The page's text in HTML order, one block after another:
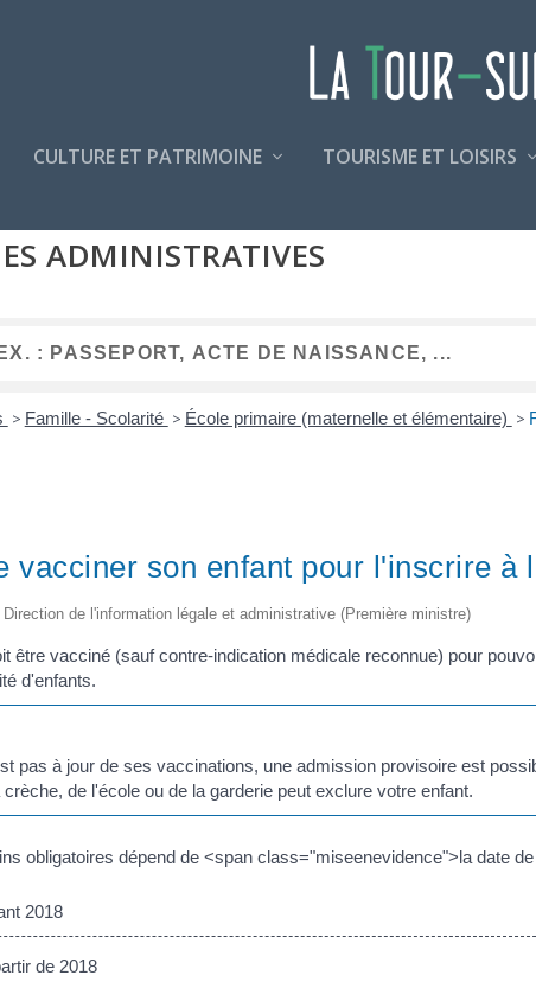
CULTURE ET PATRIMOINE TOURISME ET LOISIRS
ADMINISTRATIVES
> Famille - Scolarité > École primaire (maternelle et élémentaire) >
vacciner son enfant pour l'inscrire à
de l'information légale et administrative (Première ministre)
être vacciné (sauf contre-indication médicale reconnue) pour
d'enfants.
pas à jour de ses vaccinations, une admission provisoire est
de l'école ou de la garderie peut exclure votre enfant.
obligatoires dépend de <span class="miseenevidence">la date
2018
de 2018